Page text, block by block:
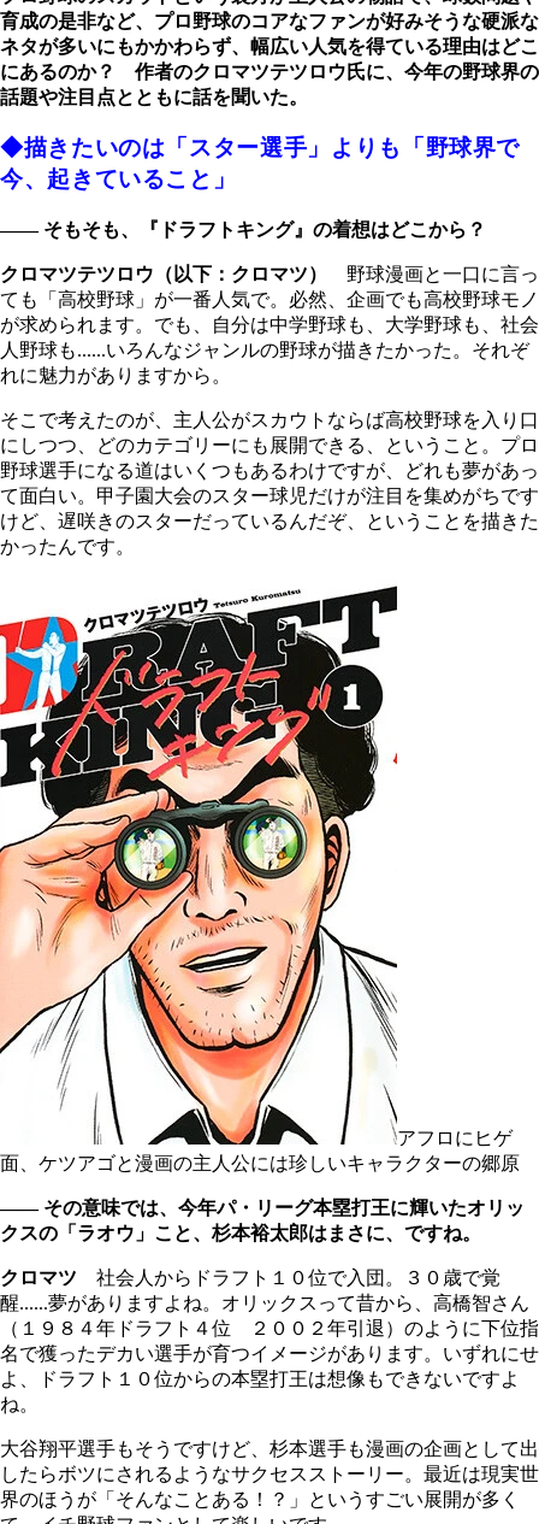
育成の是非など、プロ野球のコアなファンが好みそうな硬派な
ネタが多いにもかかわらず、幅広い人気を得ている理由はどこ
にあるのか？ 作者のクロマツテツロウ氏に、今年の野球界の
話題や注目点とともに話を聞いた。
◆描きたいのは「スター選手」よりも「野球界で
今、起きていること」
―― そもそも、『ドラフトキング』の着想はどこから？
クロマツテツロウ（以下：クロマツ） 野球漫画と一口に言っ
ても「高校野球」が一番人気で。必然、企画でも高校野球モノ
が求められます。でも、自分は中学野球も、大学野球も、社会
人野球も......いろんなジャンルの野球が描きたかった。それぞ
れに魅力がありますから。
そこで考えたのが、主人公がスカウトならば高校野球を入り口
にしつつ、どのカテゴリーにも展開できる、ということ。プロ
野球選手になる道はいくつもあるわけですが、どれも夢があっ
て面白い。甲子園大会のスター球児だけが注目を集めがちです
けど、遅咲きのスターだっているんだぞ、ということを描きた
かったんです。
アフロにヒゲ
面、ケツアゴと漫画の主人公には珍しいキャラクターの郷原
―― その意味では、今年パ・リーグ本塁打王に輝いたオリッ
クスの「ラオウ」こと、杉本裕太郎はまさに、ですね。
クロマツ 社会人からドラフト１０位で入団。３０歳で覚
醒......夢がありますよね。オリックスって昔から、高橋智さん
（１９８４年ドラフト４位 ２００２年引退）のように下位指
名で獲ったデカい選手が育つイメージがあります。いずれにせ
よ、ドラフト１０位からの本塁打王は想像もできないですよ
ね。
大谷翔平選手もそうですけど、杉本選手も漫画の企画として出
したらボツにされるようなサクセスストーリー。最近は現実世
界のほうが「そんなことある！？」というすごい展開が多く